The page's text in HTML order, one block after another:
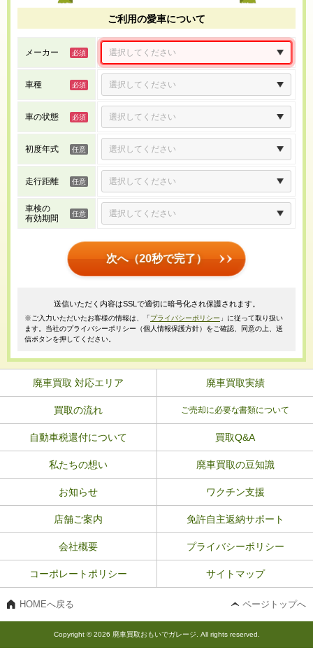
ご利用の愛車について
メーカー
車種
車の状態
初度年式
走行距離
車検の
有効期間
次へ（20秒で完了）
送信いただく内容はSSLで適切に暗号化され保護されます。
※ご入力いただいたお客様の情報は、「プライバシーポリシー 」に従って取り扱い
ます。当社のプライバシーポリシー（個人情報保護方針）をご確認、同意の上、送
信ボタンを押してください。
廃車買取 対応エリア 廃車買取実績
買取の流れ ご売却に必要な書類について
自動車税還付について 買取Q&A
私たちの想い 廃車買取の豆知識
お知らせ ワクチン支援
店舗ご案内 免許自主返納サポート
会社概要 プライバシーポリシー
コーポレートポリシー サイトマップ
HOMEへ戻る ページトップへ
Copyright © 2026 廃車買取おもいでガレージ. All rights reserved.